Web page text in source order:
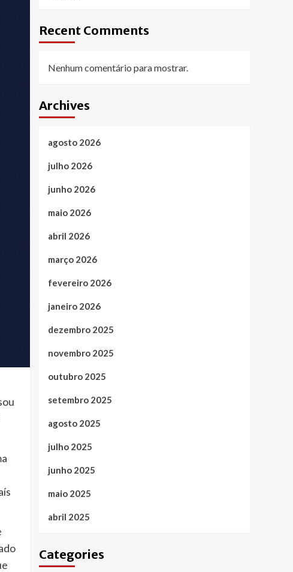
Recent Comments
Nenhum comentário para mostrar.
Archives
agosto 2026
julho 2026
junho 2026
maio 2026
abril 2026
março 2026
fevereiro 2026
janeiro 2026
dezembro 2025
novembro 2025
outubro 2025
setembro 2025
agosto 2025
julho 2025
junho 2025
maio 2025
abril 2025
Categories